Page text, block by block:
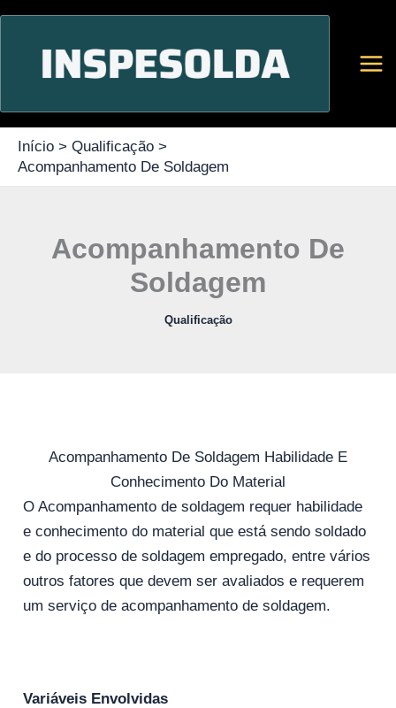
Ir
Início
Qualificação
Acompanhamento De Soldagem
Acompanhamento De
Soldagem
Qualificação
Acompanhamento De Soldagem Habilidade E
Conhecimento Do Material
O Acompanhamento de soldagem requer habilidade
e conhecimento do material que está sendo soldado
e do processo de soldagem empregado, entre vários
outros fatores que devem ser avaliados e requerem
um serviço de acompanhamento de soldagem.
Variáveis Envolvidas